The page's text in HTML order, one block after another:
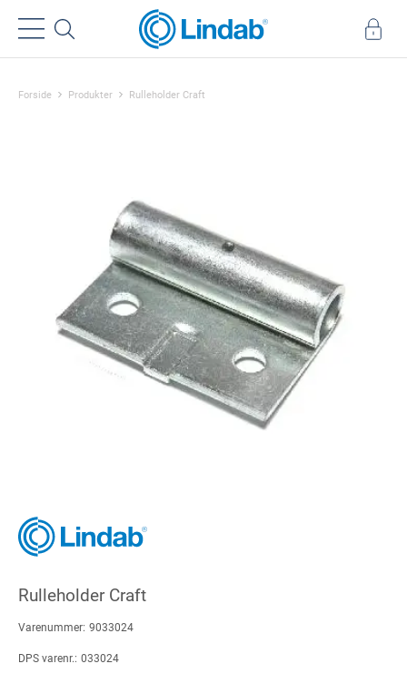
Forside Produkter Rulleholder Craft
Rulleholder Craft
Varenummer: 9033024
DPS varenr.: 033024